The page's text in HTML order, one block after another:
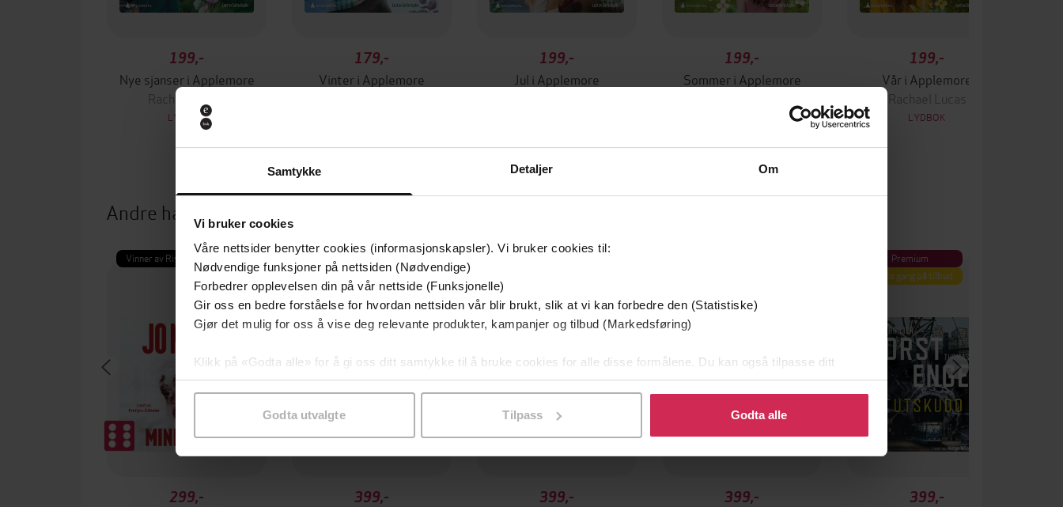
Samtykke Detaljer Om
Vi bruker cookies
Våre nettsider benytter cookies (informasjonskapsler). Vi bruker cookies til:
Nødvendige funksjoner på nettsiden (Nødvendige)
Forbedrer opplevelsen din på vår nettside (Funksjonelle)
Gir oss en bedre forståelse for hvordan nettsiden vår blir brukt, slik at vi kan forbedre den (Statistiske)
Gjør det mulig for oss å vise deg relevante produkter, kampanjer og tilbud (Markedsføring)
Klikk på «Godta alle» for å gi oss ditt samtykke til å bruke cookies for alle disse formålene. Du kan også tilpasse ditt
samtykke til spesifikke formål ved å klikke på «Tilpass». Du kan når som helst trekke tilbake eller endre ditt samtykke.
Godta utvalgte Tilpass Godta alle
199,-
Nye sjanser i Applemore
Rachael Lucas
LYDBOK
179,-
Vinter i Applemore
199,-
Jul i Applemore
199,-
Sommer i Applemore
199,-
Vår i Applemore
Rachael Lucas
LYDBOK
Andre har også kjøpt
Vinner av Rivertonprisen
299,-
399,-
399,-
399,-
Premium
Første gang på tilbud
399,-